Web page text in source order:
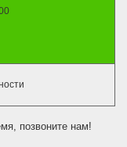
позвоните нам!